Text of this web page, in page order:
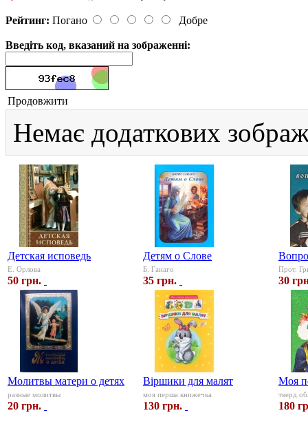
Рейтинг: Погано Добре
Введіть код, вказаний на зображенні:
Продовжити
Немає додаткових
Детская исповедь
Е. Орлова
50 грн.
Детям о Слове
Б. Ганаго
35 грн.
Прот.
30
Молитвы матери о детях
разные молитвы
20 грн.
Віршики для малят
моя перша книжечка
130 грн.
Моя
180